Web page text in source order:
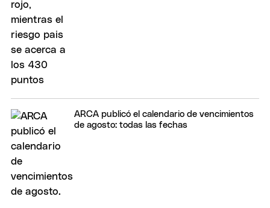
ARCA publicó el calendario de vencimientos
de agosto: todas las fechas